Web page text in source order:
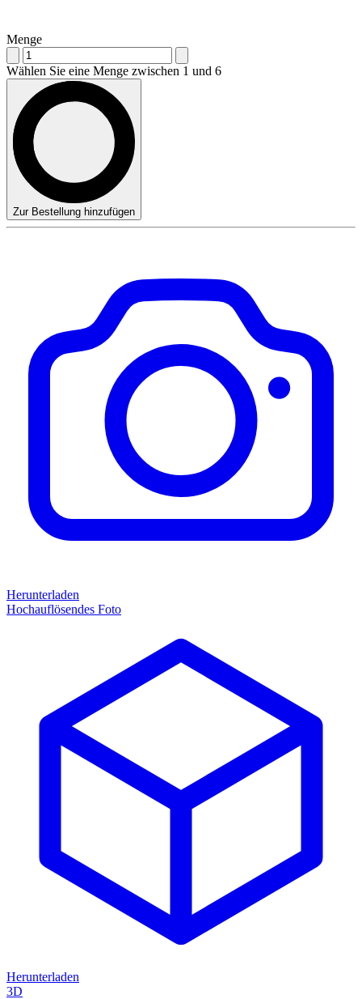
Menge
Wählen Sie eine Menge zwischen 1 und 6
Zur Bestellung hinzufügen
Herunterladen
Hochauflösendes Foto
Herunterladen
3D